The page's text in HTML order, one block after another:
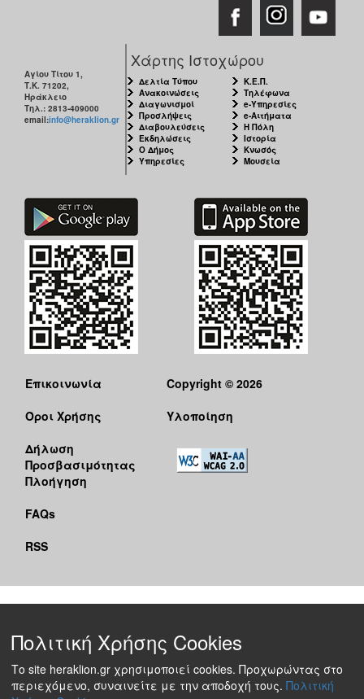
Αγίου Τίτου 1,
Τ.Κ. 71202,
Ηράκλειο
Τηλ.: 2813-409000
email:info@heraklion.gr
Χάρτης Ιστοχώρου
Δελτία Τύπου
Ανακοινώσεις
Διαγωνισμοί
Προσλήψεις
Διαβουλεύσεις
Εκδηλώσεις
Ο Δήμος
Υπηρεσίες
Κ.Ε.Π.
Τηλέφωνα
e-Υπηρεσίες
e-Αιτήματα
Η Πόλη
Ιστορία
Κνωσός
Μουσεία
Επικοινωνία
Όροι Χρήσης
Δήλωση
Προσβασιμότητας
Πλοήγηση
FAQs
RSS
Copyright © 2026
Υλοποίηση
Πολιτική Χρήσης Cookies
Το site heraklion.gr χρησιμοποιεί cookies. Προχωρώντας στο
περιεχόμενο, συναινείτε με την αποδοχή τους. Πολιτική